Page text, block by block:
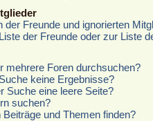
der Freunde und ignorierten
der Freunde oder zur Liste
mehrere Foren durchsuchen?
keine Ergebnisse?
Suche eine leere Seite?
suchen?
und Themen finden?